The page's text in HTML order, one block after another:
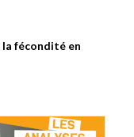
la fécondité en